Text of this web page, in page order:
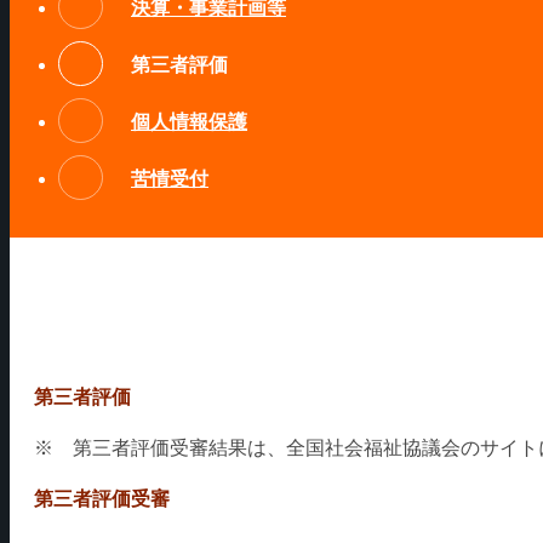
決算・事業計画等
第三者評価
個人情報保護
苦情受付
第三者評価
※ 第三者評価受審結果は、全国社会福祉協議会のサイト
第三者評価受審